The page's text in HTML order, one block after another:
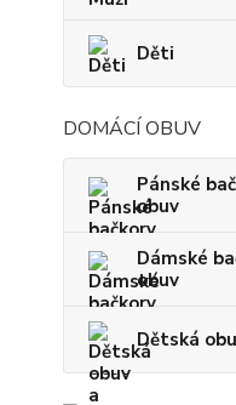
Děti
DOMÁCÍ OBUV
Pánské
obuv
Dámské
obuv
Dětská